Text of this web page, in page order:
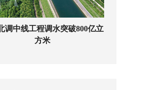
调中线工程调水突破800亿立
方米